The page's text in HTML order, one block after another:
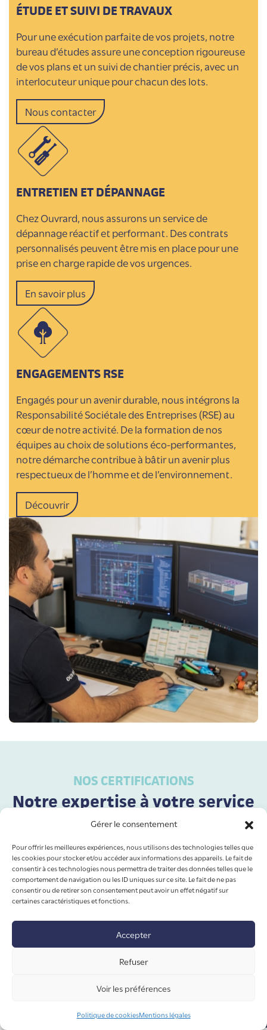
Gérer le consentement
Pour offrir les meilleures expériences, nous utilisons des technologies telles que
les cookies pour stocker et/ou accéder aux informations des appareils. Le fait de
consentir à ces technologies nous permettra de traiter des données telles que le
comportement de navigation ou les ID uniques sur ce site. Le fait de ne pas
consentir ou de retirer son consentement peut avoir un effet négatif sur
certaines caractéristiques et fonctions.
Accepter
Refuser
Voir les préférences
Politique de cookiesMentions légales
ÉTUDE ET SUIVI DE TRAVAUX
Pour une exécution parfaite de vos projets, notre
bureau d’études assure une conception rigoureuse
de vos plans et un suivi de chantier précis, avec un
interlocuteur unique pour chacun des lots.
Nous contacter
ENTRETIEN ET DÉPANNAGE
Chez Ouvrard, nous assurons un service de
dépannage réactif et performant. Des contrats
personnalisés peuvent être mis en place pour une
prise en charge rapide de vos urgences.
En savoir plus
ENGAGEMENTS RSE
Engagés pour un avenir durable, nous intégrons la
Responsabilité Sociétale des Entreprises (RSE) au
cœur de notre activité. De la formation de nos
équipes au choix de solutions éco-performantes,
notre démarche contribue à bâtir un avenir plus
respectueux de l’homme et de l’environnement.
Découvrir
NOS CERTIFICATIONS
Notre expertise à votre service
Forts de nos qualifications RGE, Qualibat, Qualifélec,
votre partenaire de confiance pour tous vos travaux
en chauffage, plomberie, électricité et
climatisation.Notre expertise en domotique KNX et
photovoltaïque garantit des solutions complètes et